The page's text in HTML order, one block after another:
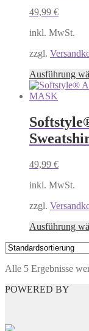
49,99 €
inkl. MwSt.
zzgl.
Ausführung
49,99 €
inkl. MwSt.
zzgl.
Ausführung
Alle 5 Ergebnisse
POWERED BY